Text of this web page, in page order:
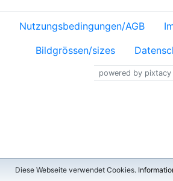
Diese Webseite verwendet Cookies.
Nutzungsbedingungen/AGB
Bildgrössen/sizes
powered by pixtacy